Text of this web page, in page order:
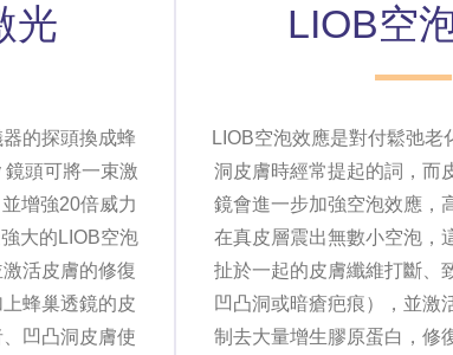
光
的探頭換成蜂
頭可將一束激
增強20倍威力
大的LIOB空泡
活皮膚的修復
蜂巢透鏡的皮
凹凸洞皮膚使
LIOB空
LIOB空泡效應是對付鬆弛老
洞皮膚時經常提起的詞，而
鏡會進一步加強空泡效應，
在真皮層震出無數小空泡，
扯於一起的皮膚纖維打斷、
凹凸洞或暗瘡疤痕），並激
制去大量增生膠原蛋白，修